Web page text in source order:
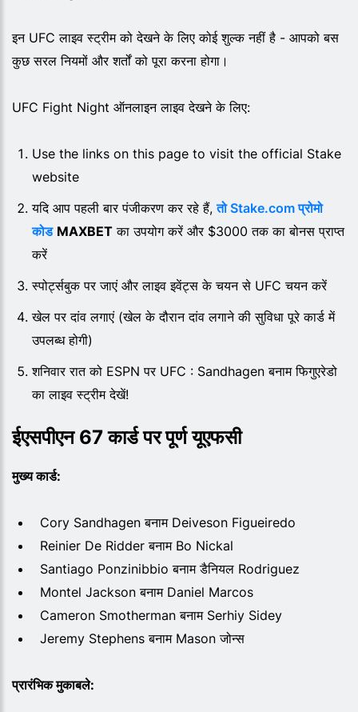
इन UFC लाइव स्ट्रीम को देखने के लिए कोई शुल्क नहीं है - आपको बस
कुछ सरल नियमों और शर्तों को पूरा करना होगा।
UFC Fight Night ऑनलाइन लाइव देखने के लिए:
Use the links on this page to visit the official Stake
website
यदि आप पहली बार पंजीकरण कर रहे हैं,तो Stake.com प्रोमो
कोड MAXBET का उपयोग करें और $3000 तक का बोनस प्राप्त
करें
स्पोर्ट्सबुक पर जाएं और लाइव इवेंट्स के चयन से UFC चयन करें
खेल पर दांव लगाएं (खेल के दौरान दांव लगाने की सुविधा पूरे कार्ड में
उपलब्ध होगी)
शनिवार रात को ESPN पर UFC : Sandhagen बनाम फिगुएरेडो
का लाइव स्ट्रीम देखें!
ईएसपीएन 67 कार्ड पर पूर्ण यूएफसी
मुख्य कार्ड:
Cory Sandhagen बनाम Deiveson Figueiredo
Reinier De Ridder बनाम Bo Nickal
Santiago Ponzinibbio बनाम डैनियल Rodriguez
Montel Jackson बनाम Daniel Marcos
Cameron Smotherman बनाम Serhiy Sidey
Jeremy Stephens बनाम Mason जोन्स
प्रारंभिक मुकाबले: